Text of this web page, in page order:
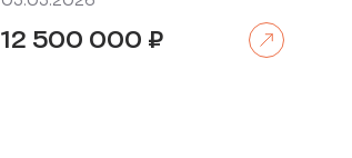
12 500 000 ₽